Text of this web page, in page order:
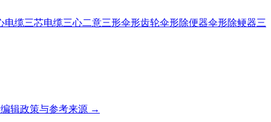
电缆三芯电缆三心二意三形伞形齿轮伞形除便器伞形除鲠器三
辑政策与参考来源 →